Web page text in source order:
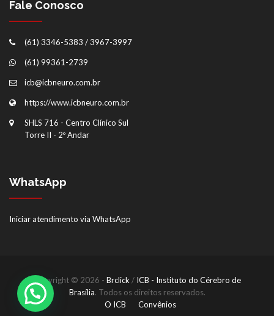
Fale Conosco
(61) 3346-5383 / 3967-3997
(61) 99361-2739
icb@icbneuro.com.br
https://www.icbneuro.com.br
SHLS 716 - Centro Clínico Sul
Torre II - 2º Andar
WhatsApp
Iniciar atendimento via WhatsApp
Copyright © 2026 - Brclick / ICB - Instituto do Cérebro de
Brasília. Todos os direitos reservados.
O ICB
Convênios